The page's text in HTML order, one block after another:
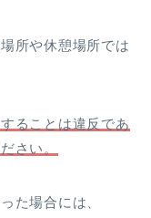
所や休憩場所では
ることは違反であ
さい。
た場合には、